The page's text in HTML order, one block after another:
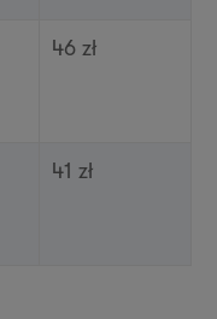
46 zł
41 zł